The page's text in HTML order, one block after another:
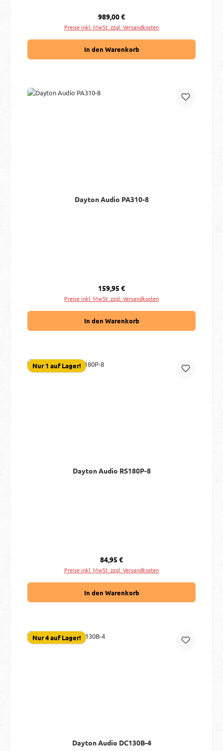
Regulärer Preis:
989,00 €
Preise inkl. MwSt. zzgl. Versandkosten
In den Warenkorb
Dayton Audio PA310-8
Regulärer Preis:
159,95 €
Preise inkl. MwSt. zzgl. Versandkosten
In den Warenkorb
Nur 1 auf Lager!
Dayton Audio RS180P-8
Regulärer Preis:
84,95 €
Preise inkl. MwSt. zzgl. Versandkosten
In den Warenkorb
Nur 4 auf Lager!
Dayton Audio DC130B-4